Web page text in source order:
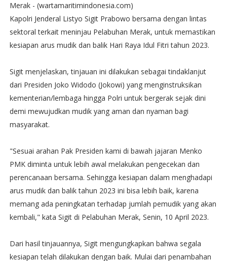
Merak - (wartamaritimindonesia.com)
Kapolri Jenderal Listyo Sigit Prabowo bersama dengan lintas
sektoral terkait meninjau Pelabuhan Merak, untuk memastikan
kesiapan arus mudik dan balik Hari Raya Idul Fitri tahun 2023.
Sigit menjelaskan, tinjauan ini dilakukan sebagai tindaklanjut
dari Presiden Joko Widodo (Jokowi) yang menginstruksikan
kementerian/lembaga hingga Polri untuk bergerak sejak dini
demi mewujudkan mudik yang aman dan nyaman bagi
masyarakat.
"Sesuai arahan Pak Presiden kami di bawah jajaran Menko
PMK diminta untuk lebih awal melakukan pengecekan dan
perencanaan bersama. Sehingga kesiapan dalam menghadapi
arus mudik dan balik tahun 2023 ini bisa lebih baik, karena
memang ada peningkatan terhadap jumlah pemudik yang akan
kembali," kata Sigit di Pelabuhan Merak, Senin, 10 April 2023.
Dari hasil tinjauannya, Sigit mengungkapkan bahwa segala
kesiapan telah dilakukan dengan baik. Mulai dari penambahan